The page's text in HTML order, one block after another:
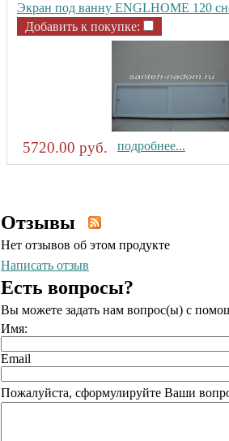
Экран под ванну ENGLHOME 120
Добавить к покупке:
5720.00 руб. подробнее...
Отзывы
Нет отзывов об этом продукте
Написать отзыв
Есть вопросы?
Вы можете задать нам вопрос(ы) с
Имя:
Email
Пожалуйста, сформулируйте Ваши